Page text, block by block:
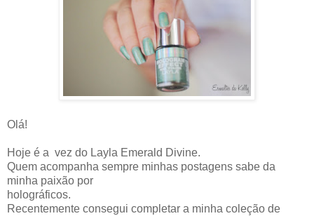
Olá!
Hoje é a vez do Layla Emerald Divine.
Quem acompanha sempre minhas postagens sabe da
minha paixão por
holográficos.
Recentemente consegui completar a minha coleção de